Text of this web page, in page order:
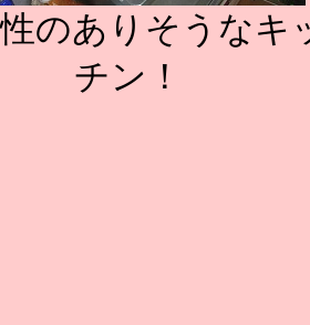
のありそうなキ
チン！